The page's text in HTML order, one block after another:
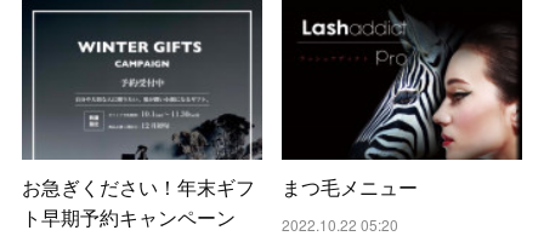
お急ぎください！年末ギフ
ト早期予約キャンペーン
まつ毛メニュー
2022.10.22 05:20